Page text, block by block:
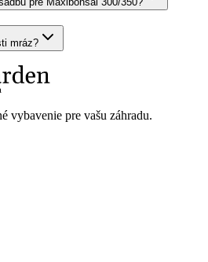
mráz?
vybavenie pre vašu záhradu.